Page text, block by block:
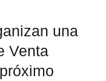
una
Venta